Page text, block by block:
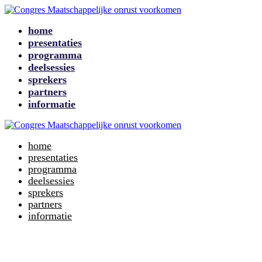
home
presentaties
programma
deelsessies
sprekers
partners
informatie
home
presentaties
programma
deelsessies
sprekers
partners
informatie